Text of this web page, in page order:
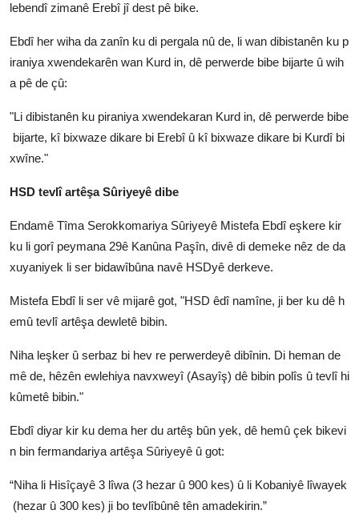
lebendî zimanê Erebî jî dest pê bike.
Ebdî her wiha da zanîn ku di pergala nû de, li wan dibistanên ku p
iraniya xwendekarên wan Kurd in, dê perwerde bibe bijarte û wih
a pê de çû:
"Li dibistanên ku piraniya xwendekaran Kurd in, dê perwerde bibe
bijarte, kî bixwaze dikare bi Erebî û kî bixwaze dikare bi Kurdî bi
xwîne."
HSD tevlî artêşa Sûriyeyê dibe
Endamê Tîma Serokkomariya Sûriyeyê Mistefa Ebdî eşkere kir
ku li gorî peymana 29ê Kanûna Paşîn, divê di demeke nêz de da
xuyaniyek li ser bidawîbûna navê HSDyê derkeve.
Mistefa Ebdî li ser vê mijarê got, "HSD êdî namîne, ji ber ku dê h
emû tevlî artêşa dewletê bibin.
Niha leşker û serbaz bi hev re perwerdeyê dibînin. Di heman de
mê de, hêzên ewlehiya navxweyî (Asayîş) dê bibin polîs û tevlî hi
kûmetê bibin."
Ebdî diyar kir ku dema her du artêş bûn yek, dê hemû çek bikevi
n bin fermandariya artêşa Sûriyeyê û got:
“Niha li Hisîçayê 3 lîwa (3 hezar û 900 kes) û li Kobaniyê lîwayek
(hezar û 300 kes) ji bo tevlîbûnê tên amadekirin.”